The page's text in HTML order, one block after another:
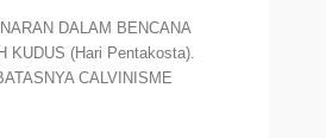
DALAM BENCANA
KUDUS (Hari Pentakosta).
CALVINISME